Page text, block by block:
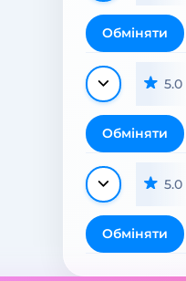
Обміняти
5.0
Обміняти
5.0
Обміняти